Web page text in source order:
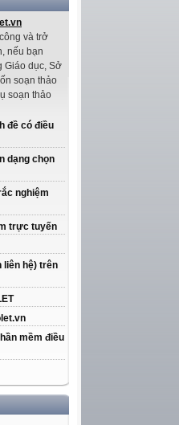
và trở
nếu bạn
Giáo dục, Sở
soạn thảo
soạn thảo
đề có điều
dạng chọn
nghiệm
trực tuyến
liên hệ) trên
mềm điều